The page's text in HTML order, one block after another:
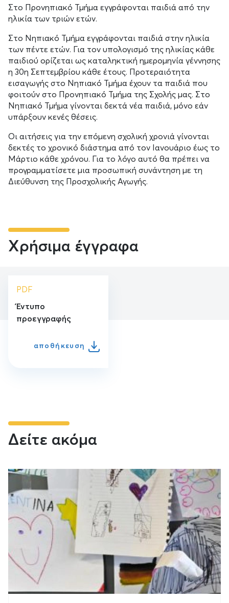
Στο Προνηπιακό Τμήμα εγγράφονται παιδιά από την
ηλικία των τριών ετών.
Στο Νηπιακό Τμήμα εγγράφονται παιδιά στην ηλικία
των πέντε ετών. Για τον υπολογισμό της ηλικίας κάθε
παιδιού ορίζεται ως καταληκτική ημερομηνία γέννησης
η 30η Σεπτεμβρίου κάθε έτους. Προτεραιότητα
εισαγωγής στο Νηπιακό Τμήμα έχουν τα παιδιά που
φοιτούν στο Προνηπιακό Τμήμα της Σχολής μας. Στο
Νηπιακό Τμήμα γίνονται δεκτά νέα παιδιά, μόνο εάν
υπάρξουν κενές θέσεις.
Οι αιτήσεις για την επόμενη σχολική χρονιά γίνονται
δεκτές το χρονικό διάστημα από τον Ιανουάριο έως το
Μάρτιο κάθε χρόνου. Για το λόγο αυτό θα πρέπει να
προγραμματίσετε μια προσωπική συνάντηση με τη
Διεύθυνση της Προσχολικής Αγωγής.
Χρήσιμα έγγραφα
PDF
Έντυπο
προεγγραφής
αποθήκευση
Δείτε ακόμα